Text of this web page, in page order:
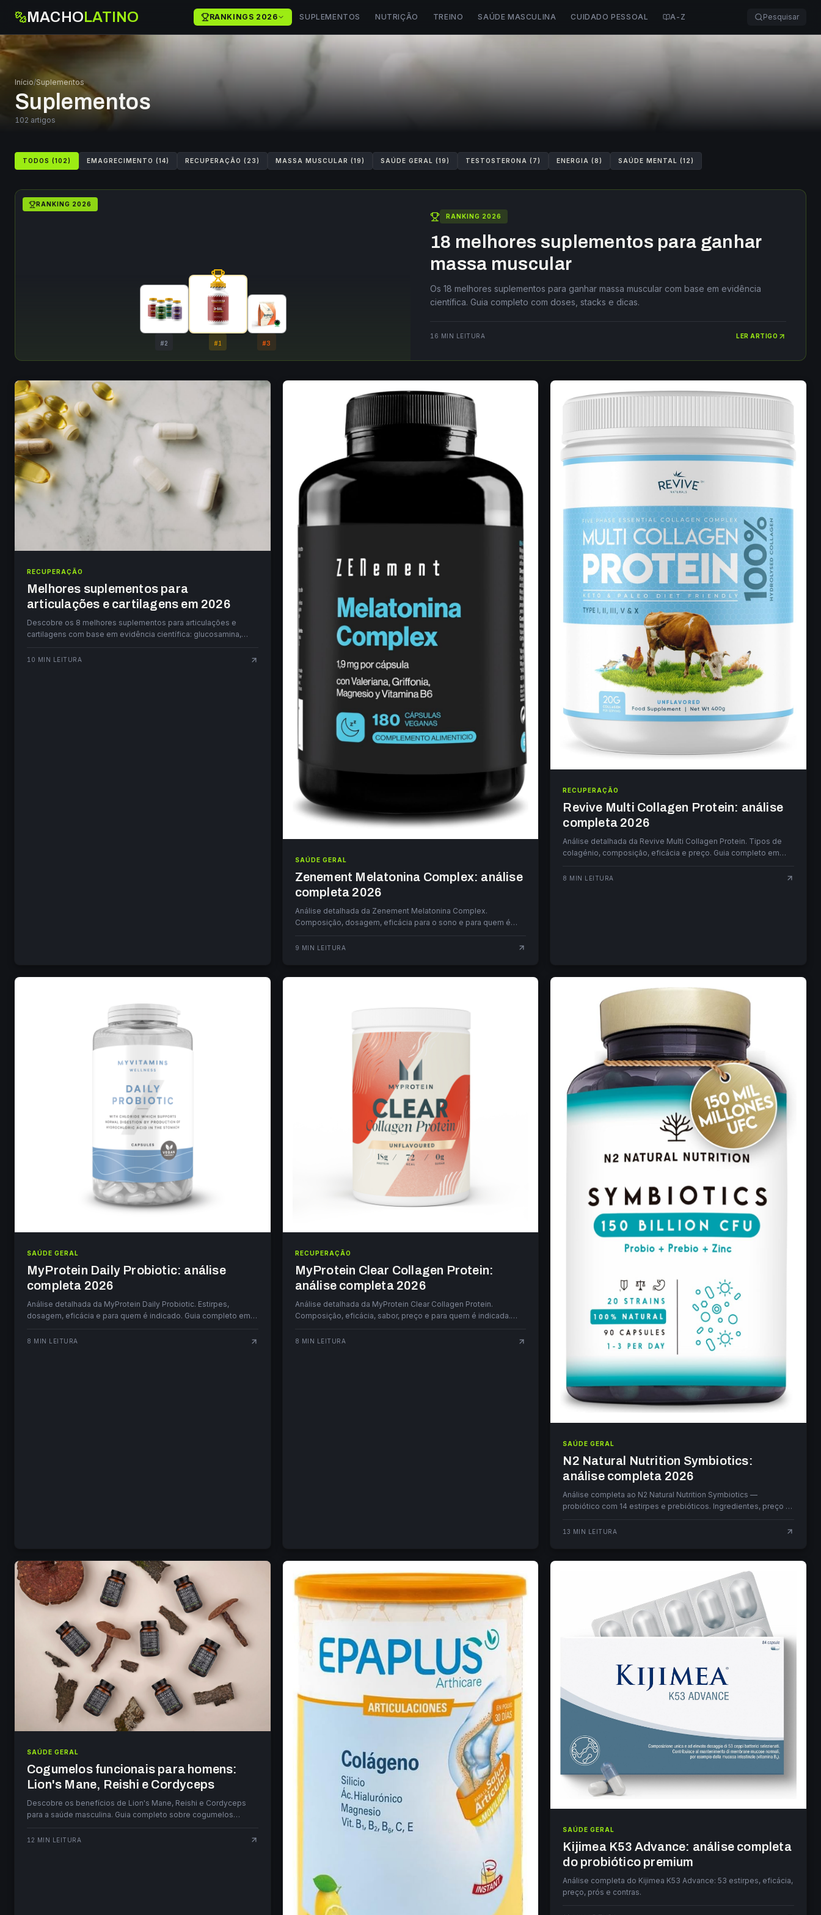
MACHOLATINO RANKINGS 2026 SUPLEMENTOS NUTRIÇÃO TREINO SAÚDE MASCULINA CUIDADO PESSOAL A-Z Pesquisar
Início/Suplementos
Suplementos
102 artigos
TODOS (102) EMAGRECIMENTO (14) RECUPERAÇÃO ( 23) MASSA MUSCULAR (19) SAÚDE GERAL (19) TESTOSTERONA ( 7) ENERGIA (8) SAÚDE MENTAL (12)
#2 #1 #3
RANKING 2026
RANKING 2026
18 melhores suplementos para ganhar
massa muscular
Os 18 melhores suplementos para ganhar massa muscular com base em evidência
científica. Guia completo com doses, stacks e dicas.
16 MIN LEITURA LER ARTIGO
Artigos em Suplementos
RECUPERAÇÃO
Melhores suplementos para
articulações e cartilagens em 2026
Descobre os 8 melhores suplementos para articulações e
cartilagens com base em evidência científica: glucosamina,
10 MIN LEITURA
SAÚDE GERAL
Zenement Melatonina Complex: análise
completa 2026
Análise detalhada da Zenement Melatonina Complex.
Composição, dosagem, eficácia para o sono e para quem é
9 MIN LEITURA
RECUPERAÇÃO
Revive Multi Collagen Protein: análise
completa 2026
Análise detalhada da Revive Multi Collagen Protein. Tipos de
colagénio, composição, eficácia e preço. Guia completo em
8 MIN LEITURA
SAÚDE GERAL
MyProtein Daily Probiotic: análise
completa 2026
Análise detalhada da MyProtein Daily Probiotic. Estirpes,
dosagem, eficácia e para quem é indicado. Guia completo em
8 MIN LEITURA
RECUPERAÇÃO
MyProtein Clear Collagen Protein:
análise completa 2026
Análise detalhada da MyProtein Clear Collagen Protein.
Composição, eficácia, sabor, preço e para quem é indicada.
8 MIN LEITURA
SAÚDE GERAL
N2 Natural Nutrition Symbiotics:
análise completa 2026
Análise completa ao N2 Natural Nutrition Symbiotics —
probiótico com 14 estirpes e prebióticos. Ingredientes, preço e
13 MIN LEITURA
SAÚDE GERAL
Cogumelos funcionais para homens:
Lion's Mane, Reishi e Cordyceps
Descobre os benefícios de Lion's Mane, Reishi e Cordyceps
para a saúde masculina. Guia completo sobre cogumelos
12 MIN LEITURA
SAÚDE GERAL
Kijimea K53 Advance: análise completa
do probiótico premium
Análise completa do Kijimea K53 Advance: 53 estirpes, eficácia,
preço, prós e contras.